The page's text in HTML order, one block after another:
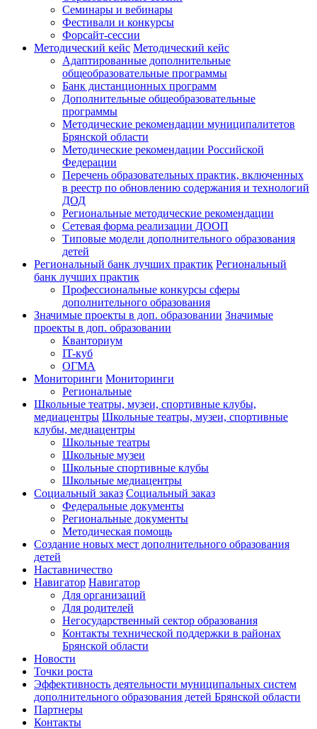
Семинары и вебинары
Фестивали и конкурсы
Форсайт-сессии
Методический кейс Методический кейс
Адаптированные дополнительные
общеобразовательные программы
Банк дистанционных программ
Дополнительные общеобразовательные
программы
Методические рекомендации муниципалитетов
Брянской области
Методические рекомендации Российской
Федерации
Перечень образовательных практик, включенных
в реестр по обновлению содержания и технологий
ДОД
Региональные методические рекомендации
Сетевая форма реализации ДООП
Типовые модели дополнительного образования
детей
Региональный банк лучших практик Региональный
банк лучших практик
Профессиональные конкурсы сферы
дополнительного образования
Значимые проекты в доп. образовании Значимые
проекты в доп. образовании
Кванториум
IT-куб
ОГМА
Мониторинги Мониторинги
Региональные
Школьные театры, музеи, спортивные клубы,
медиацентры Школьные театры, музеи, спортивные
клубы, медиацентры
Школьные театры
Школьные музеи
Школьные спортивные клубы
Школьные медиацентры
Социальный заказ Социальный заказ
Федеральные документы
Региональные документы
Методическая помощь
Создание новых мест дополнительного образования
детей
Наставничество
Навигатор Навигатор
Для организаций
Для родителей
Негосударственный сектор образования
Контакты технической поддержки в районах
Брянской области
Новости
Точки роста
Эффективность деятельности муниципальных систем
дополнительного образования детей Брянской области
Партнеры
Контакты